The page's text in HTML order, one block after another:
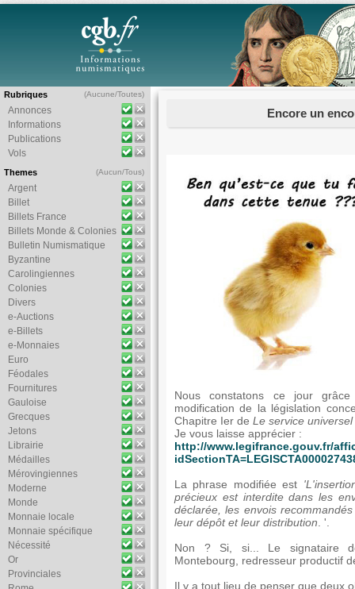
Rubriques (Aucune/Toutes)
Annonces
Informations
Publications
Vols
Themes (Aucun/Tous)
Argent
Billet
Billets France
Billets Monde & Colonies
Bulletin Numismatique
Byzantine
Carolingiennes
Colonies
Divers
e-Auctions
e-Billets
e-Monnaies
Euro
Féodales
Fournitures
Gauloise
Grecques
Jetons
Librairie
Médailles
Mérovingiennes
Moderne
Monde
Monnaie locale
Monnaie spécifique
Nécessité
Or
Provinciales
Encore un
Nous constatons ce jour
modification de la législation
Chapitre Ier de Le service
Je vous laisse apprécier :
http://www.legifrance.gouv.fr/
La phrase modifiée est
précieux est interdite dans les
déclarée, les envois
leur dépôt et leur distribution . '.
Non ? Si, si... Le signataire
Montebourg, redresseur productif
Il y a tout lieu de penser que deux